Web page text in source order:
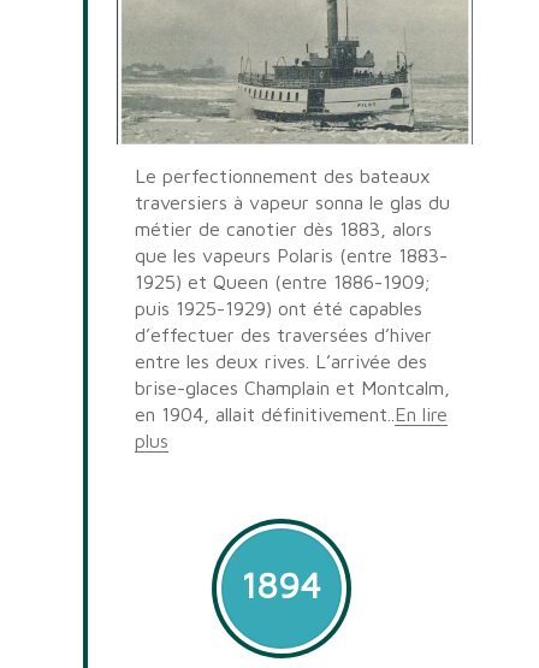
Le perfectionnement des bateaux
traversiers à vapeur sonna le glas du
métier de canotier dès 1883, alors
que les vapeurs Polaris (entre 1883-
1925) et Queen (entre 1886-1909;
puis 1925-1929) ont été capables
d’effectuer des traversées d’hiver
entre les deux rives. L’arrivée des
brise-glaces Champlain et Montcalm,
en 1904, allait définitivement.. En lire
plus
1894